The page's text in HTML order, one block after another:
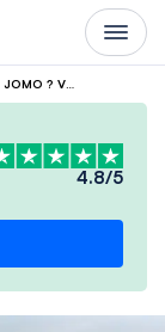
ENVIE DE VACANCES JOMO ? VOICI 4 DESTINATIONS LOIN DU BRUIT SANS VOUS RUINER
4.8/5